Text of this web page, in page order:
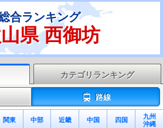
合ランキング
県 西御坊
カテゴリランキング
路線
関東 中部 近畿 中国 四国
九州
沖縄